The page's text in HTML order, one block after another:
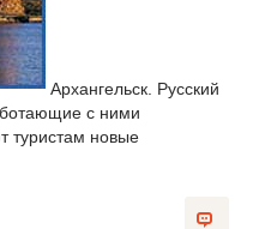
Архангельск. Русский
с ними
туристам новые